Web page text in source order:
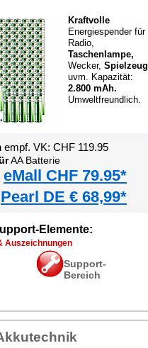
Kraftvolle
Energiespender für
Radio,
Taschenlampe,
Wecker, Spielzeug
uvm. Kapazität:
2.800 mAh.
Umweltfreundlich.
empf. VK: CHF 119.95
AA Batterie
eMall CHF 79.95*
Pearl DE € 68,99*
Elemente:
Auszeichnungen
Support-
Bereich